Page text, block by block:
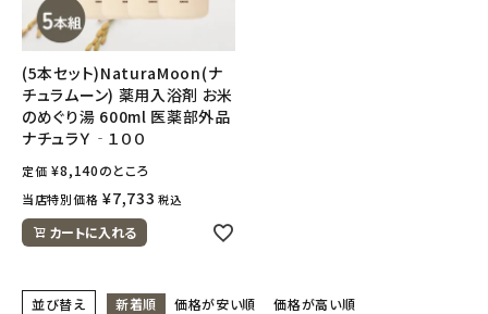
(5本セット)NaturaMoon(ナ
チュラムーン) 薬用入浴剤 お米
のめぐり湯 600ml 医薬部外品
ナチュラＹ‐１００
定価 ¥8,140のところ
当店特別価格 ¥7,733 税込
カートに入れる
並び替え 新着順 価格が安い順 価格が高い順